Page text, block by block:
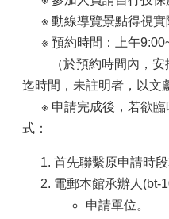
※ 動線導覽景點得視實
※ 預約時間：上午
（於預約時間內，安
迄時間，未註明者，以文
※ 申請完成後，若欲臨
式：
首先聯繫原申請時
電郵本館承辦人(bt-
申請單位。